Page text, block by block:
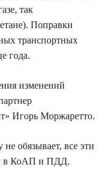
так
Поправки
транспортных
года.
изменений
Игорь Моржаретто.
обязывает, все эти
в КоАП и ПДД.